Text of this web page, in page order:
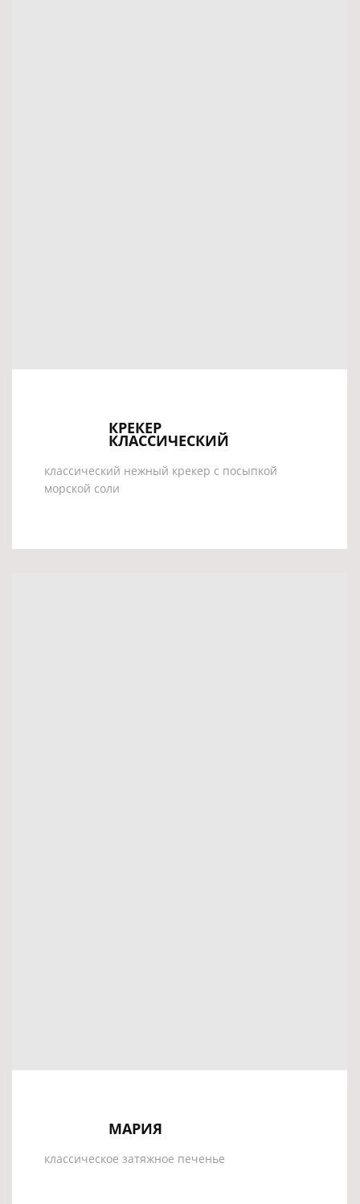
КРЕКЕР
КЛАССИЧЕСКИЙ
классический нежный крекер с посыпкой
морской соли
МАРИЯ
классическое затяжное печенье